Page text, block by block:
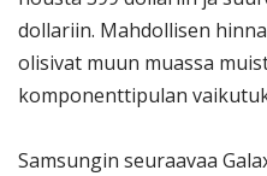
dollariin. Mahdollisen
olisivat muun muassa
komponenttipulan
Samsungin seuraavaa